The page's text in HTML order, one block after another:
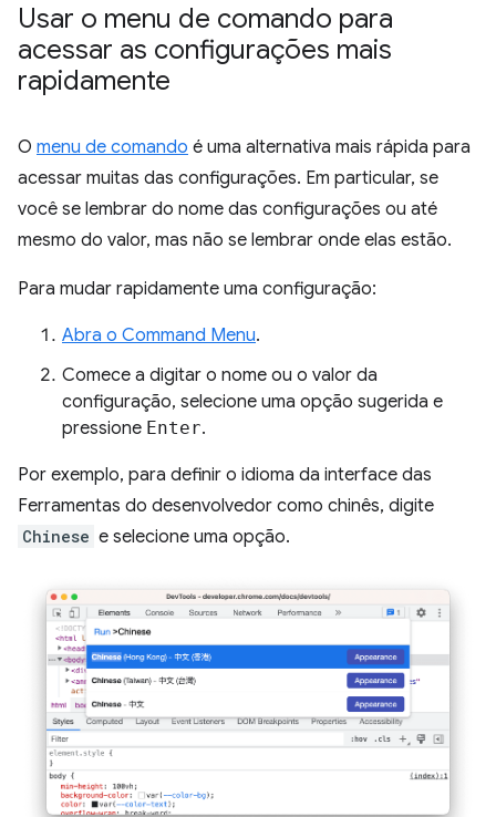
Usar o menu de comando para
acessar as configurações mais
rapidamente
O menu de comando é uma alternativa mais rápida para
acessar muitas das configurações. Em particular, se
você se lembrar do nome das configurações ou até
mesmo do valor, mas não se lembrar onde elas estão.
Para mudar rapidamente uma configuração:
Abra o Command Menu.
Comece a digitar o nome ou o valor da
configuração, selecione uma opção sugerida e
pressione Enter.
Por exemplo, para definir o idioma da interface das
Ferramentas do desenvolvedor como chinês, digite
Chinese e selecione uma opção.